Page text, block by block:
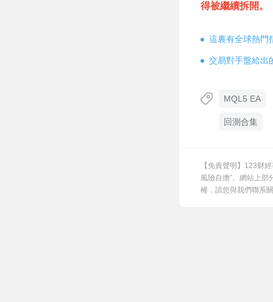
得被繼續拆開。
這裏有全球熱門
交易對手盤給出
MQL5 EA
回測合集
【免責聲明】123财
風險自擔”。網站上
權，請您與我們聯系